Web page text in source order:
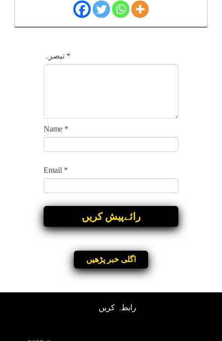
تبصرہ *
Name *
Email *
اگلی خبر پڑھیں
رابطہ کریں